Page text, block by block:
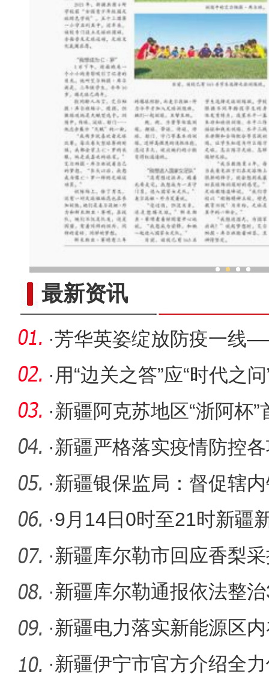
最新资讯
·芳华英姿绽放防疫一线
乌鲁木齐
·用“边关之答”应“时代之问
·新疆阿克苏地区“浙阿杯
幕
·新疆严格落实疫情防控
构场所出
·新疆银保监局：督促辖
小微企业
·9月14日0时至21时新疆
者转确诊
·新疆库尔勒市回应香梨采
·新疆库尔勒通报依法整
言等网络
·新疆电力落实新能源区
源发展
·新疆伊宁市官方介绍全